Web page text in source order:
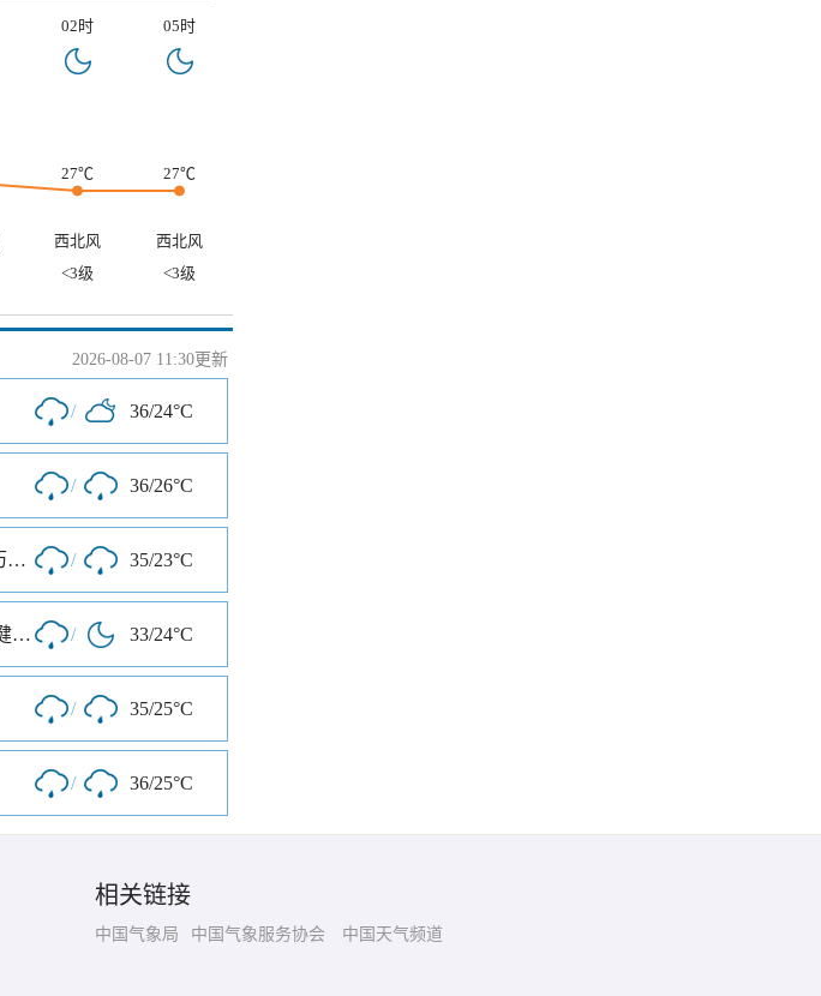
02时 05时
27℃ 27℃
西北风
西北风
<3级 <3级
2026-08-07 11:30更新
/ 36/24°C
/ 36/26°C
中央革命根据地历史博物馆 / 35/23°C
明骏.九曲生态保健旅游度假村 / 33/24°C
/ 35/25°C
/ 36/25°C
相关链接
中国气象局 中国气象服务协会 中国天气频道